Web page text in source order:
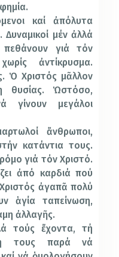
καί ἀπόλυτα
μέν ἀλλά
πεθάνουν γιά τόν
ἀντίκρυσμα.
Ὁ Χριστός μᾶλλον
θυσίας. Ὡστόσο,
γίνουν μεγάλοι
ἄνθρωποι,
κατάντια τους.
γιά τόν Χριστό.
ἀπό καρδιά πού
ἀγαπᾶ πολύ
ἁγία ταπείνωση,
ἀλλαγῆς.
τούς ἔχοντα, τή
τους παρά νά